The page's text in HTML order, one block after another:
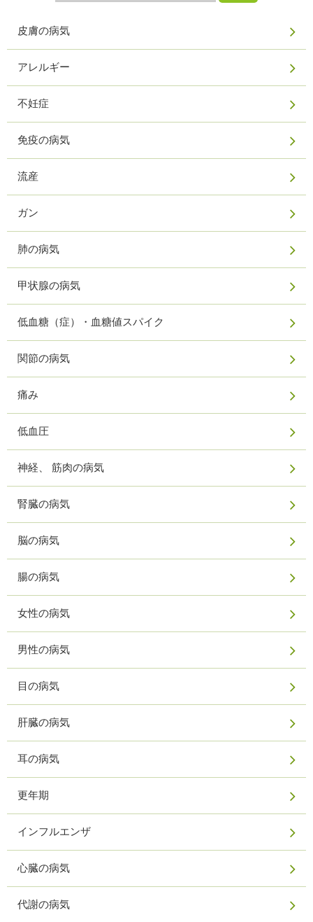
皮膚の病気
アレルギー
不妊症
免疫の病気
流産
ガン
肺の病気
甲状腺の病気
低血糖（症）・血糖値スパイク
関節の病気
痛み
低血圧
神経、 筋肉の病気
腎臓の病気
脳の病気
腸の病気
女性の病気
男性の病気
目の病気
肝臓の病気
耳の病気
更年期
インフルエンザ
心臓の病気
代謝の病気